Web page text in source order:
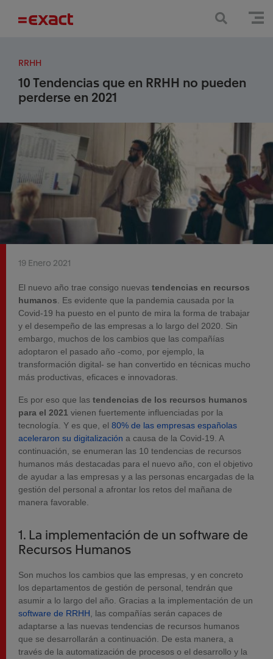
RRHH
10 Tendencias que en RRHH no pueden
perderse en 2021
19 Enero 2021
El nuevo año trae consigo nuevas tendencias en recursos
humanos . Es evidente que la pandemia causada por la
Covid-19 ha puesto en el punto de mira la forma de trabajar
y el desempeño de las empresas a lo largo del 2020. Sin
embargo, muchos de los cambios que las compañías
adoptaron el pasado año -como, por ejemplo, la
transformación digital- se han convertido en técnicas mucho
más productivas, eficaces e innovadoras.
Es por eso que las tendencias de los recursos humanos
para el 2021 vienen fuertemente influenciadas por la
tecnología. Y es que, el 80% de las empresas españolas
aceleraron su digitalización a causa de la Covid-19. A
continuación, se enumeran las 10 tendencias de recursos
humanos más destacadas para el nuevo año, con el objetivo
de ayudar a las empresas y a las personas encargadas de la
gestión del personal a afrontar los retos del mañana de
manera favorable.
1. La implementación de un software de
Recursos Humanos
Son muchos los cambios que las empresas, y en concreto
los departamentos de gestión de personal, tendrán que
asumir a lo largo del año. Gracias a la implementación de un
software de RRHH , las compañías serán capaces de
adaptarse a las nuevas tendencias de recursos humanos
que se desarrollarán a continuación. De esta manera, a
través de la automatización de procesos o el desarrollo y la